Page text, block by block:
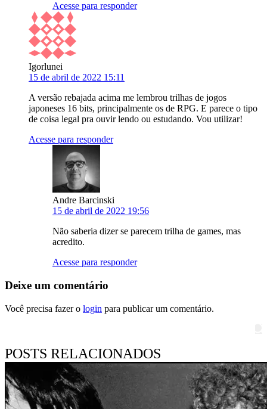
Acesse para responder
Igorlunei
15 de abril de 2022 15:11
A versão rebajada acima me lembrou trilhas de jogos
japoneses 16 bits, principalmente os de RPG. E parece o tipo
de coisa legal pra ouvir lendo ou estudando. Vou utilizar!
Acesse para responder
Andre Barcinski
15 de abril de 2022 19:56
Não saberia dizer se parecem trilha de games, mas
acredito.
Acesse para responder
Deixe um comentário
Você precisa fazer o login para publicar um comentário.
POSTS RELACIONADOS